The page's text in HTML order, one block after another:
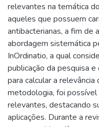
relevantes na temática
aqueles que possuem
antibacterianas, a fim de
abordagem sistemática
InOrdinatio, a qual
publicação da pesquisa
para calcular a
metodologia, foi
relevantes, destacando
aplicações. Durante a